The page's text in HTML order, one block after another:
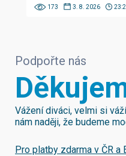
173 3. 8. 2026
Podpořte nás
Vážení diváci, velmi si
nám naději, že budeme
Pro platby zdarma v ČR a